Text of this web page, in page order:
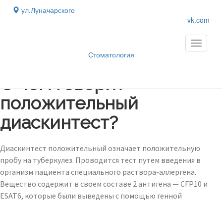
ул.Луначарского
vk.com
Стоматология
Toggle
О чем говорит
положительный
диаскинтест?
Диаскинтест положительный означает положительную
пробу на туберкулез. Проводится тест путем введения в
организм пациента специального раствора-аллергена.
Вещество содержит в своем составе 2 антигена — CFP10 и
ESAT6, которые были выведены с помощью генной